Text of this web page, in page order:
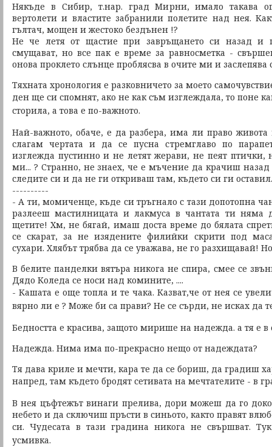
Някъде в Сибир, т.нар. град Мирни, имало такава
вертолети и властите забранили полетите над нея.
гълтач, мощен и жестоко бездънен !?
Не че летя от щастие при завръщането си назад и
смущават, но все пак е време за равносметка -
онова проклето слънце проблясва в очите ми и заслепява
Тяхната хронология е разковничето за моето
ден ще си спомнят, ако не как съм изглеждала, то поне
сторила, а това е по-важното.
Най-важното, обаче, е да разбера, има ли право
слагам чертата и да се пусна стремглаво по
изглежда пустинно и не летят жерави, не пеят птички,
ми... ? Странно, не знаех, че е мъчение да крачиш
следите си и да не ги откриваш там, където си ги оставил.
----------
- А ти, момиченце, къде си тръгнало с тази допотопна
разлееш мастилницата и лакмуса в чантата ти няма
щетите! Хм, не бягай, имаш доста време до бялата
се скарат, за не изядените филийки скрити под
сухари. Хлябът трябва да се уважава, не го разхищавай!
В белите панделки вятъра никога не спира, смее се
Дядо Коледа се носи над комините, ....
- Кашата е още топла и те чака. Казват,че от нея се
вярно ли е ? Може би са прави? Не се сърди, не исках да
Бедността е красива, защото мирише на надежда. а тя е
Надежда. Нима има по-прекрасно нещо от надеждата?
Тя дава криле и мечти, кара те да се бориш, да градиш
напред, там където бродят сетивата на мечтателите - в
В нея цъфтежът винаги прелива, дори можеш да го
небето и да сключиш пръсти в синьото, както правят
си. Чудесата в тази градина никога не свършват.
усмивка.